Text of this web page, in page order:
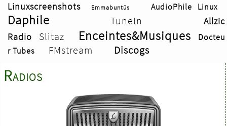
Radios
Linuxscreenshots Emmabuntüs AudioPhile Linux
Daphile TuneIn
Allzic
Radio
Slitaz Enceintes&Musiques
Docteu
r Tubes
FMstream Discogs